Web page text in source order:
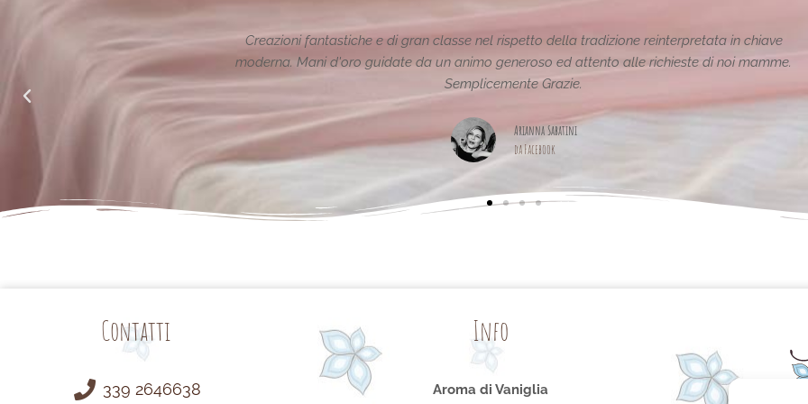
classe nel rispetto della tradizione reinterpretata in chiave
un animo generoso ed attento alle richieste di noi mamme.
Semplicemente Grazie.
Le creazioni sono fantastiche e uniche..raffinate
pagina,piena di idee!grazie
Maria Teresa Masela
Contatti
339 2646638
Info
Aroma di Vaniglia